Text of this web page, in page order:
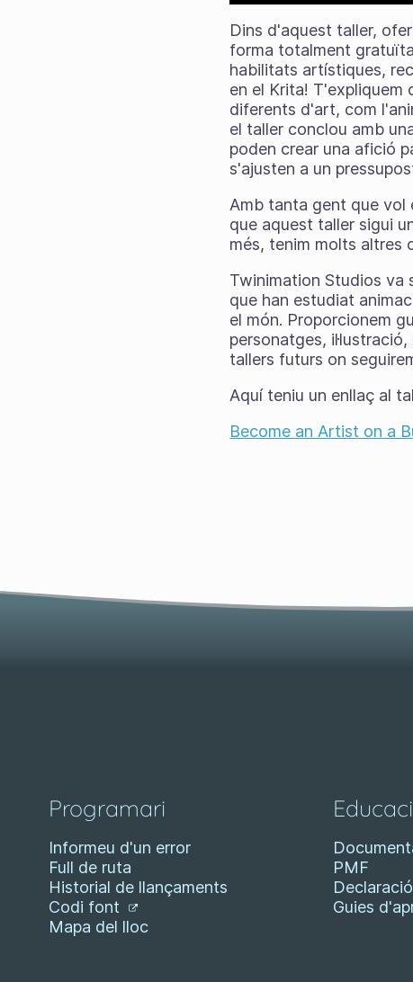
Dins d'aquest taller,
forma totalment
habilitats artístiques,
en el Krita! T'expliquem
diferents d'art, com
el taller conclou amb
poden crear una afició
s'ajusten a un
Amb tanta gent que vol
que aquest taller sigui
més, tenim molts altres
Twinimation Studios va
que han estudiat
el món. Proporcionem
personatges,
tallers futurs on
Aquí teniu un enllaç al
Become an Artist on a
Programari
Informeu d'un error
Full de ruta
Historial de llançaments
Codi font
Mapa del lloc
PMF
Guies